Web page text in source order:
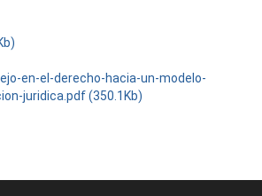
en-el-derecho-hacia-un-modelo-
juridica.pdf (350.1Kb)